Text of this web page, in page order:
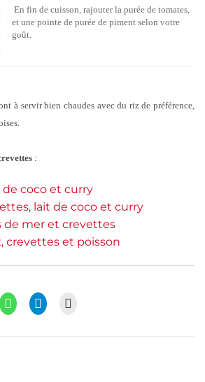
En fin de cuisson, rajouter la purée de tomates,
et une pointe de purée de piment selon votre
goût.
à servir bien chaudes avec du riz de préférence,
:
coco et curry
lait de coco et curry
de mer et crevettes
crevettes et poisson